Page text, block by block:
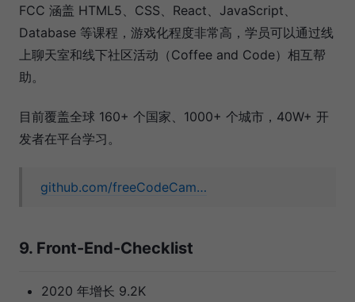
FCC 涵盖 HTML5、CSS、React、JavaScript、
Database 等课程，游戏化程度非常高，学员可以通过线
上聊天室和线下社区活动（Coffee and Code）相互帮
助。
目前覆盖全球 160+ 个国家、1000+ 个城市，40W+ 开
发者在平台学习。
github.com/freeCodeCam…
9. Front-End-Checklist
2020 年增长 9.2K